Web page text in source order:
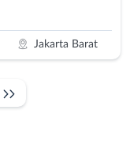
Jakarta Barat